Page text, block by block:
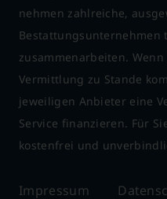
nehmen zahlreiche,
Bestattungsunternehmen
zusammenarbeiten.
Vermittlung zu Stande
jeweiligen Anbieter eine
Service finanzieren. Für
kostenfrei und
Impressum